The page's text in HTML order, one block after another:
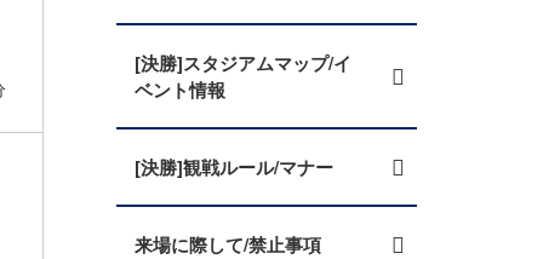
[決勝]スタジアムマップ/イ
ベント情報
[決勝]観戦ルール/マナー
来場に際して/禁止事項